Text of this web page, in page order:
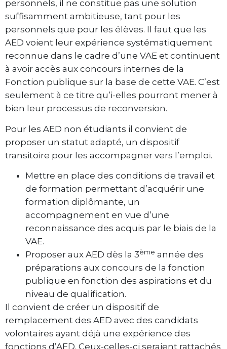
personnels, il ne constitue pas une solution
suffisamment ambitieuse, tant pour les
personnels que pour les élèves. Il faut que les
AED voient leur expérience systématiquement
reconnue dans le cadre d’une VAE et continuent
à avoir accès aux concours internes de la
Fonction publique sur la base de cette VAE. C’est
seulement à ce titre qu’i-elles pourront mener à
bien leur processus de reconversion.
Pour les AED non étudiants il convient de
proposer un statut adapté, un dispositif
transitoire pour les accompagner vers l’emploi.
Mettre en place des conditions de travail et
de formation permettant d’acquérir une
formation diplômante, un
accompagnement en vue d’une
reconnaissance des acquis par le biais de la
VAE.
Proposer aux AED dès la 3ème année des
préparations aux concours de la fonction
publique en fonction des aspirations et du
niveau de qualification.
Il convient de créer un dispositif de
remplacement des AED avec des candidats
volontaires ayant déjà une expérience des
fonctions d’AED. Ceux-celles-ci seraient rattachés